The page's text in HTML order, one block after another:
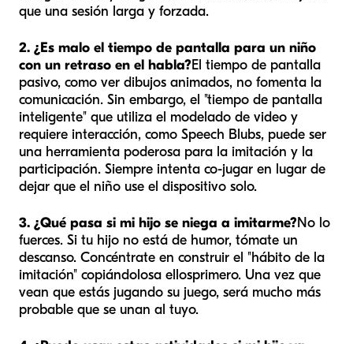
que una sesión larga y forzada.
2. ¿Es malo el tiempo de pantalla para un niño
con un retraso en el habla?El tiempo de pantalla
pasivo, como ver dibujos animados, no fomenta la
comunicación. Sin embargo, el "tiempo de pantalla
inteligente" que utiliza el modelado de video y
requiere interacción, como Speech Blubs, puede ser
una herramienta poderosa para la imitación y la
participación. Siempre intenta co-jugar en lugar de
dejar que el niño use el dispositivo solo.
3. ¿Qué pasa si mi hijo se niega a imitarme?No lo
fuerces. Si tu hijo no está de humor, tómate un
descanso. Concéntrate en construir el "hábito de la
imitación" copiándolosa ellosprimero. Una vez que
vean que estás jugando su juego, será mucho más
probable que se unan al tuyo.